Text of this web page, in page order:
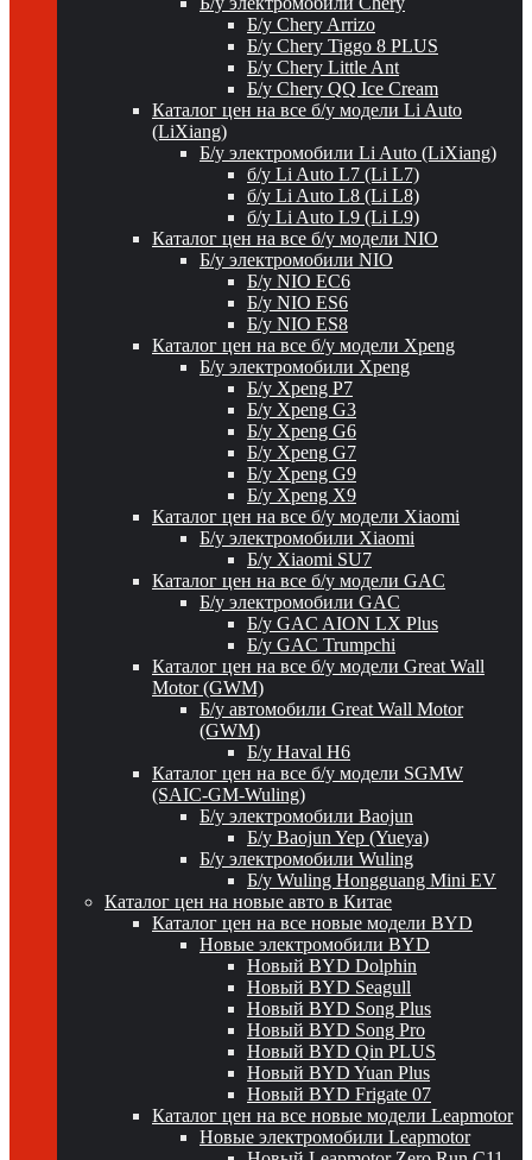
Б/у Chery Arrizo
Б/у Chery Tiggo 8 PLUS
Б/у Chery Little Ant
Б/у Chery QQ Ice Cream
Каталог цен на все б/у модели Li Auto
(LiXiang)
Б/у электромобили Li Auto (LiXiang)
б/у Li Auto L7 (Li L7)
б/у Li Auto L8 (Li L8)
б/у Li Auto L9 (Li L9)
Каталог цен на все б/у модели NIO
Б/у электромобили NIO
Б/у NIO EC6
Б/у NIO ES6
Б/у NIO ES8
Каталог цен на все б/у модели Xpeng
Б/у электромобили Xpeng
Б/у Xpeng P7
Б/у Xpeng G3
Б/у Xpeng G6
Б/у Xpeng G7
Б/у Xpeng G9
Б/у Xpeng X9
Каталог цен на все б/у модели Xiaomi
Б/у электромобили Xiaomi
Б/у Xiaomi SU7
Каталог цен на все б/у модели GAC
Б/у электромобили GAC
Б/у GAC AION LX Plus
Б/у GAC Trumpchi
Каталог цен на все б/у модели Great Wall
Motor (GWM)
Б/у автомобили Great Wall Motor
(GWM)
Б/у Haval H6
Каталог цен на все б/у модели SGMW
(SAIC-GM-Wuling)
Б/у электромобили Baojun
Б/у Baojun Yep (Yueya)
Б/у электромобили Wuling
Б/у Wuling Hongguang Mini EV
Каталог цен на новые авто в Китае
Каталог цен на все новые модели BYD
Новые электромобили BYD
Новый BYD Dolphin
Новый BYD Seagull
Новый BYD Song Plus
Новый BYD Song Pro
Новый BYD Qin PLUS
Новый BYD Yuan Plus
Новый BYD Frigate 07
Каталог цен на все новые модели Leapmotor
Новые электромобили Leapmotor